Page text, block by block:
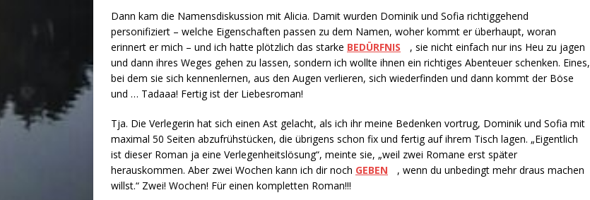
Dann kam die Namensdiskussion mit Alicia. Damit wurden Dominik und Sofia richtiggehend
personifiziert – welche Eigenschaften passen zu dem Namen, woher kommt er überhaupt, woran
erinnert er mich – und ich hatte plötzlich das starke BEDÜRFNIS
, sie nicht einfach nur ins Heu zu jagen
und dann ihres Weges gehen zu lassen, sondern ich wollte ihnen ein richtiges Abenteuer schenken. Eines,
bei dem sie sich kennenlernen, aus den Augen verlieren, sich wiederfinden und dann kommt der Böse
und … Tadaaa! Fertig ist der Liebesroman!
Tja. Die Verlegerin hat sich einen Ast gelacht, als ich ihr meine Bedenken vortrug, Dominik und Sofia mit
maximal 50 Seiten abzufrühstücken, die übrigens schon fix und fertig auf ihrem Tisch lagen. „Eigentlich
ist dieser Roman ja eine Verlegenheitslösung“, meinte sie, „weil zwei Romane erst später
herauskommen. Aber zwei Wochen kann ich dir noch GEBEN
, wenn du unbedingt mehr draus machen
willst.“ Zwei! Wochen! Für einen kompletten Roman!!!